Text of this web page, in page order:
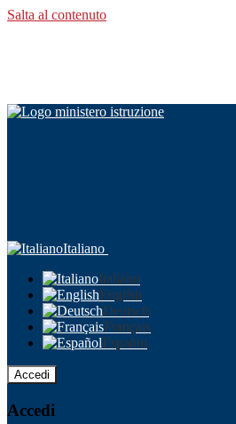
Salta al contenuto
Italiano
Italiano
English
Deutsch
Français
Español
Accedi
Accedi